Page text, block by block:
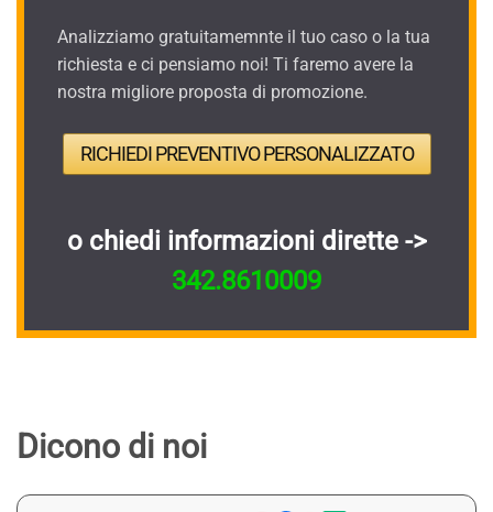
Analizziamo gratuitamemnte il tuo caso o la tua
richiesta e ci pensiamo noi! Ti faremo avere la
nostra migliore proposta di promozione.
RICHIEDI PREVENTIVO PERSONALIZZATO
o chiedi informazioni dirette ->
342.8610009
Dicono di noi